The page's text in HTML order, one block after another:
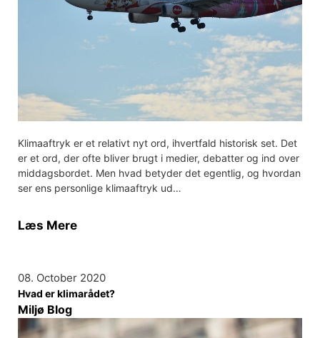
Klimaaftryk er et relativt nyt ord, ihvertfald historisk set. Det
er et ord, der ofte bliver brugt i medier, debatter og ind over
middagsbordet. Men hvad betyder det egentlig, og hvordan
ser ens personlige klimaaftryk ud…
Læs Mere
08. October 2020
Hvad er klimarådet?
Miljø Blog